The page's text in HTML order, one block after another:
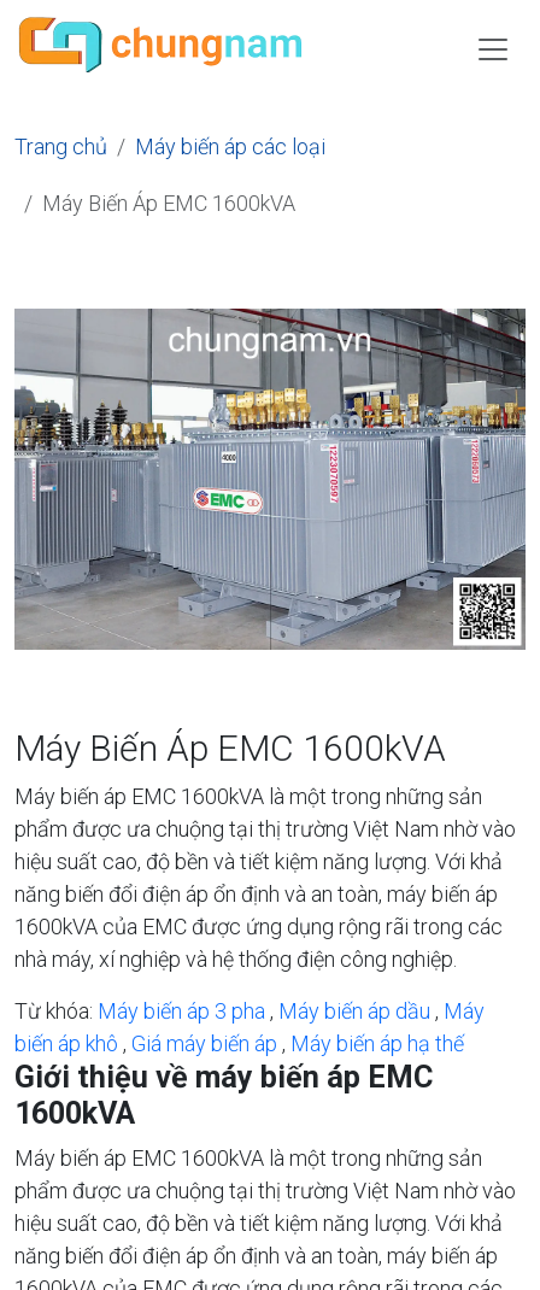
Trang chủ Máy biến áp các loại
Máy Biến Áp EMC 1600kVA
Máy Biến Áp EMC 1600kVA
Máy biến áp EMC 1600kVA là một trong những sản
phẩm được ưa chuộng tại thị trường Việt Nam nhờ vào
hiệu suất cao, độ bền và tiết kiệm năng lượng. Với khả
năng biến đổi điện áp ổn định và an toàn, máy biến áp
1600kVA của EMC được ứng dụng rộng rãi trong các
nhà máy, xí nghiệp và hệ thống điện công nghiệp.
Từ khóa: Máy biến áp 3 pha , Máy biến áp dầu , Máy
biến áp khô , Giá máy biến áp , Máy biến áp hạ thế
Giới thiệu về máy biến áp EMC
1600kVA
Máy biến áp EMC 1600kVA là một trong những sản
phẩm được ưa chuộng tại thị trường Việt Nam nhờ vào
hiệu suất cao, độ bền và tiết kiệm năng lượng. Với khả
năng biến đổi điện áp ổn định và an toàn, máy biến áp